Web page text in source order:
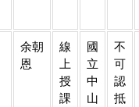
余朝
恩
線
上
授
課
國
立
中
山
不
可
認
抵